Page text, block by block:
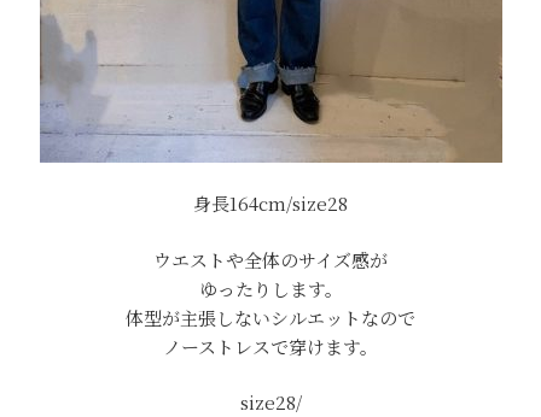
身長164cm/size28
ウエストや全体のサイズ感が
ゆったりします。
体型が主張しないシルエットなので
ノーストレスで穿けます。
size28/